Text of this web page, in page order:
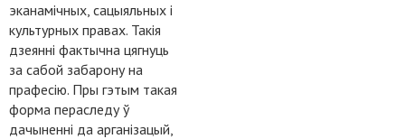
эканамічных, сацыяльных і
культурных правах. Такія
дзеянні фактычна цягнуць
за сабой забарону на
прафесію. Пры гэтым такая
форма пераследу ў
дачыненні да арганізацый,